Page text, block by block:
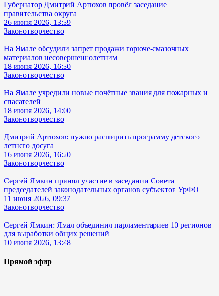
Губернатор Дмитрий Артюхов провёл заседание
правительства округа
26 июня 2026, 13:39
Законотворчество
На Ямале обсудили запрет продажи горюче-смазочных
материалов несовершеннолетним
18 июня 2026, 16:30
Законотворчество
На Ямале учредили новые почётные звания для пожарных и
спасателей
18 июня 2026, 14:00
Законотворчество
Дмитрий Артюхов: нужно расширить программу детского
летнего досуга
16 июня 2026, 16:20
Законотворчество
Сергей Ямкин принял участие в заседании Совета
председателей законодательных органов субъектов УрФО
11 июня 2026, 09:37
Законотворчество
Сергей Ямкин: Ямал объединил парламентариев 10 регионов
для выработки общих решений
10 июня 2026, 13:48
Прямой эфир